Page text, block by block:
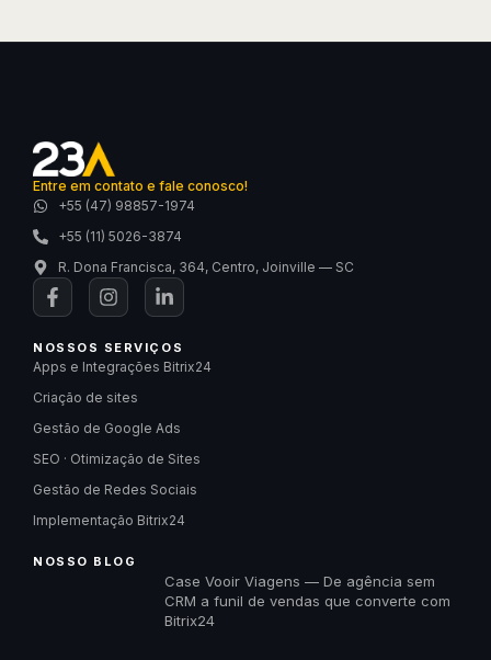
Entre em contato e fale conosco!
+55 (47) 98857-1974
+55 (11) 5026-3874
R. Dona Francisca, 364, Centro, Joinville — SC
NOSSOS SERVIÇOS
Apps e Integrações Bitrix24
Criação de sites
Gestão de Google Ads
SEO · Otimização de Sites
Gestão de Redes Sociais
Implementação Bitrix24
NOSSO BLOG
Case Vooir Viagens — De agência sem
CRM a funil de vendas que converte com
Bitrix24